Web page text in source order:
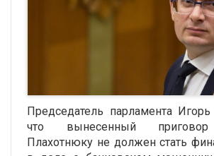
Председатель парламента Игорь
что вынесенный
Плахотнюку не должен стать